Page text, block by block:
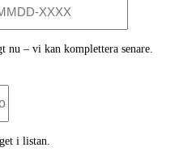
– vi kan komplettera senare.
i listan.